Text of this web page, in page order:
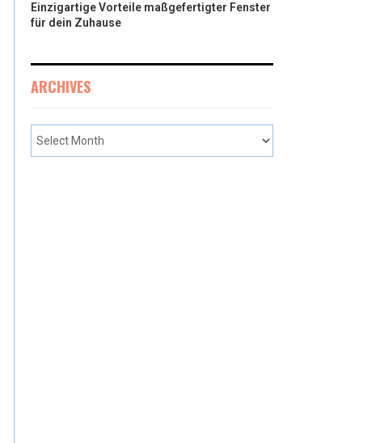
Einzigartige Vorteile maßgefertigter Fenster
für dein Zuhause
ARCHIVES